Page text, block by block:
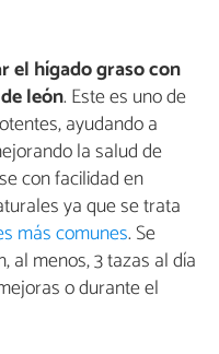
el hígado graso con
león. Este es uno de
ayudando a
la salud de
con facilidad en
ya que se trata
más comunes. Se
al menos, 3 tazas al día
o durante el